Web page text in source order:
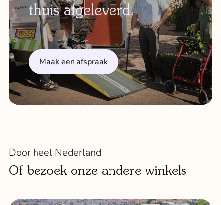
thuis afgeleverd.
Maak een afspraak
Door heel Nederland
Of bezoek onze andere winkels